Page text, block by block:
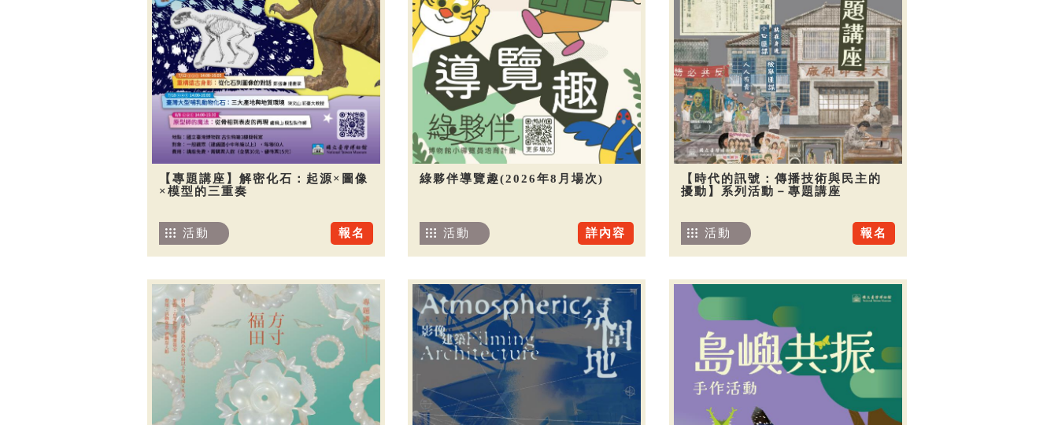
【專題講座】解密化石：起源×圖像
×模型的三重奏
報名
活動
綠夥伴導覽趣(2026年8月場次)
詳內容
活動
【時代的訊號：傳播技術與民主的
擾動】系列活動－專題講座
報名
活動